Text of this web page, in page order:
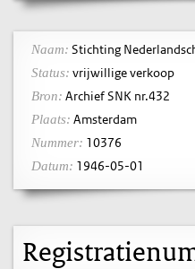
Naam: Stichting
Status: vrijwillige verkoop
Bron: Archief SNK nr.432
Plaats: Amsterdam
Nummer: 10376
Datum: 1946-05-01